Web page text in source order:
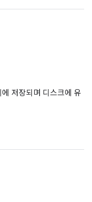
저장되며 디스크에 유